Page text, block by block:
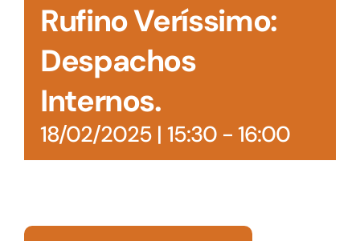
Rufino Veríssimo:
Despachos
Internos.
18/02/2025 | 15:30- 16:00